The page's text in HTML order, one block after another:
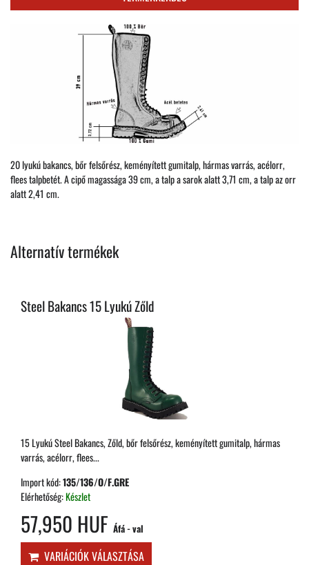
20 lyukú bakancs, bőr felsőrész, keményített gumitalp, hármas varrás, acélorr,
flees talpbetét. A cipő magassága 39 cm, a talp a sarok alatt 3,71 cm, a talp az orr
alatt 2,41 cm.
Alternatív termékek
Steel Bakancs 15 Lyukú Zőld
15 Lyukú Steel Bakancs, Zőld, bőr felsőrész, keményített gumitalp, hármas
varrás, acélorr, flees...
Import kód:135/136/O/F.GRE
Elérhetőség:Készlet
57,950 HUF Áfá - val
VARIÁCIÓK VÁLASZTÁSA